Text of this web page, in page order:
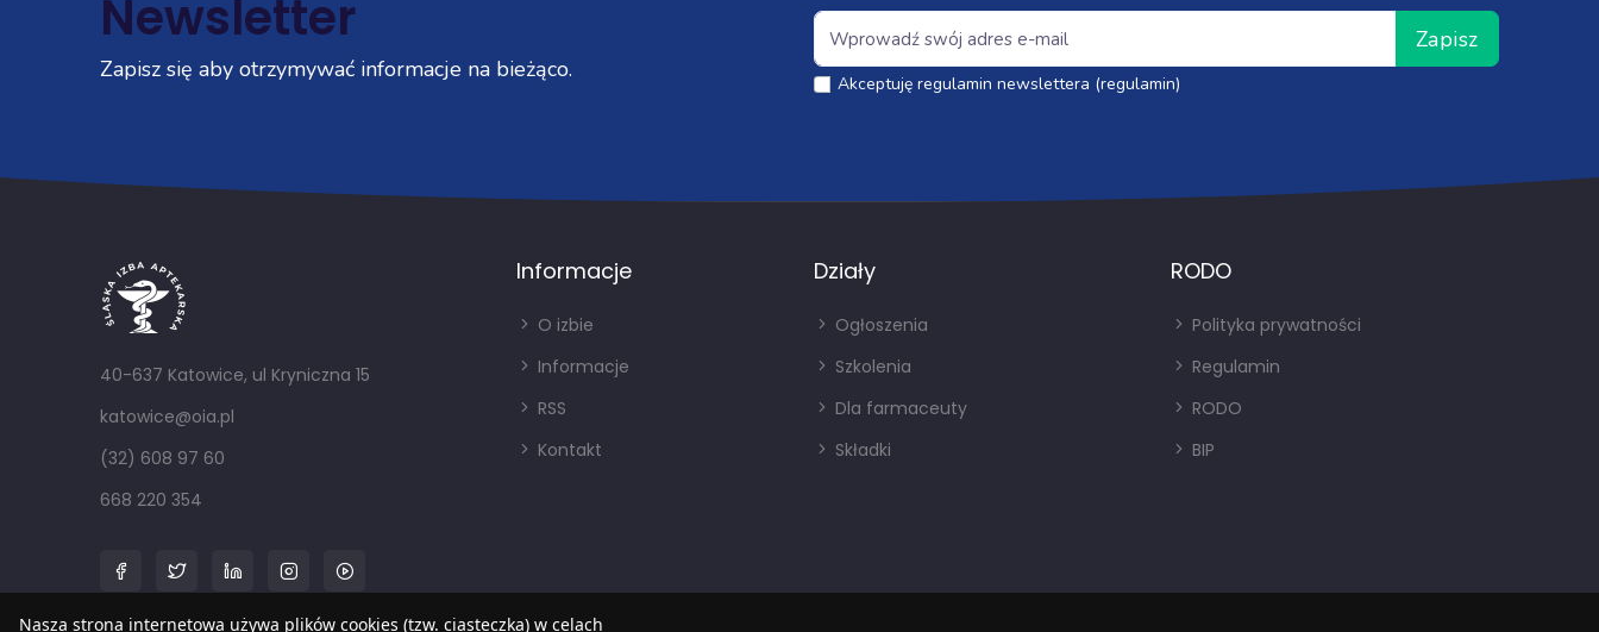
Newsletter
Zapisz się aby otrzymywać informacje na bieżąco.
Zapisz
Akceptuję regulamin newslettera (regulamin)
40-637 Katowice, ul Kryniczna 15
katowice@oia.pl
(32) 608 97 60
668 220 354
Informacje
O izbie
Informacje
RSS
Kontakt
Działy
Ogłoszenia
Szkolenia
Dla farmaceuty
Składki
RODO
Polityka prywatności
Regulamin
RODO
BIP
Nasza strona internetowa używa plików cookies (tzw. ciasteczka) w celach